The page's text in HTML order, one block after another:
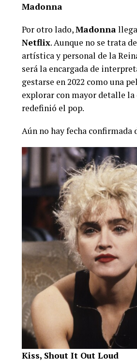
Madonna
Por otro lado,Madonna
Netflix. Aunque no se trata
artística y personal de la
será la encargada de
gestarse en 2022 como una
explorar con mayor detalle
redefinió el pop.
Aún no hay fecha confirmada
Kiss, Shout It Out Loud